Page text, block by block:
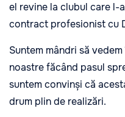
el revine la clubul care l-
contract profesionist cu
Suntem mândri să
noastre făcând pasul
suntem convinși că
drum plin de realizări.